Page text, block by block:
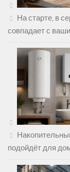
На старте, в
совпадает с
подойдёт для